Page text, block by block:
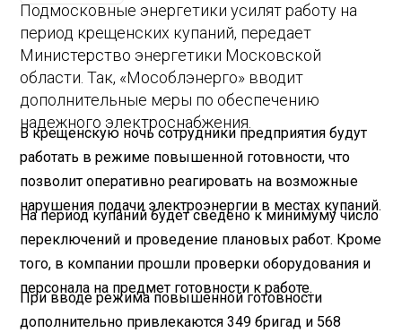
Подмосковные энергетики усилят работу на
период крещенских купаний, передает
Министерство энергетики Московской
области. Так, «Мособлэнерго» вводит
дополнительные меры по обеспечению
надежного электроснабжения.
В крещенскую ночь сотрудники предприятия будут
работать в режиме повышенной готовности, что
позволит оперативно реагировать на возможные
нарушения подачи электроэнергии в местах купаний.
На период купаний будет сведено к минимуму число
переключений и проведение плановых работ. Кроме
того, в компании прошли проверки оборудования и
персонала на предмет готовности к работе.
При вводе режима повышенной готовности
дополнительно привлекаются 349 бригад и 568